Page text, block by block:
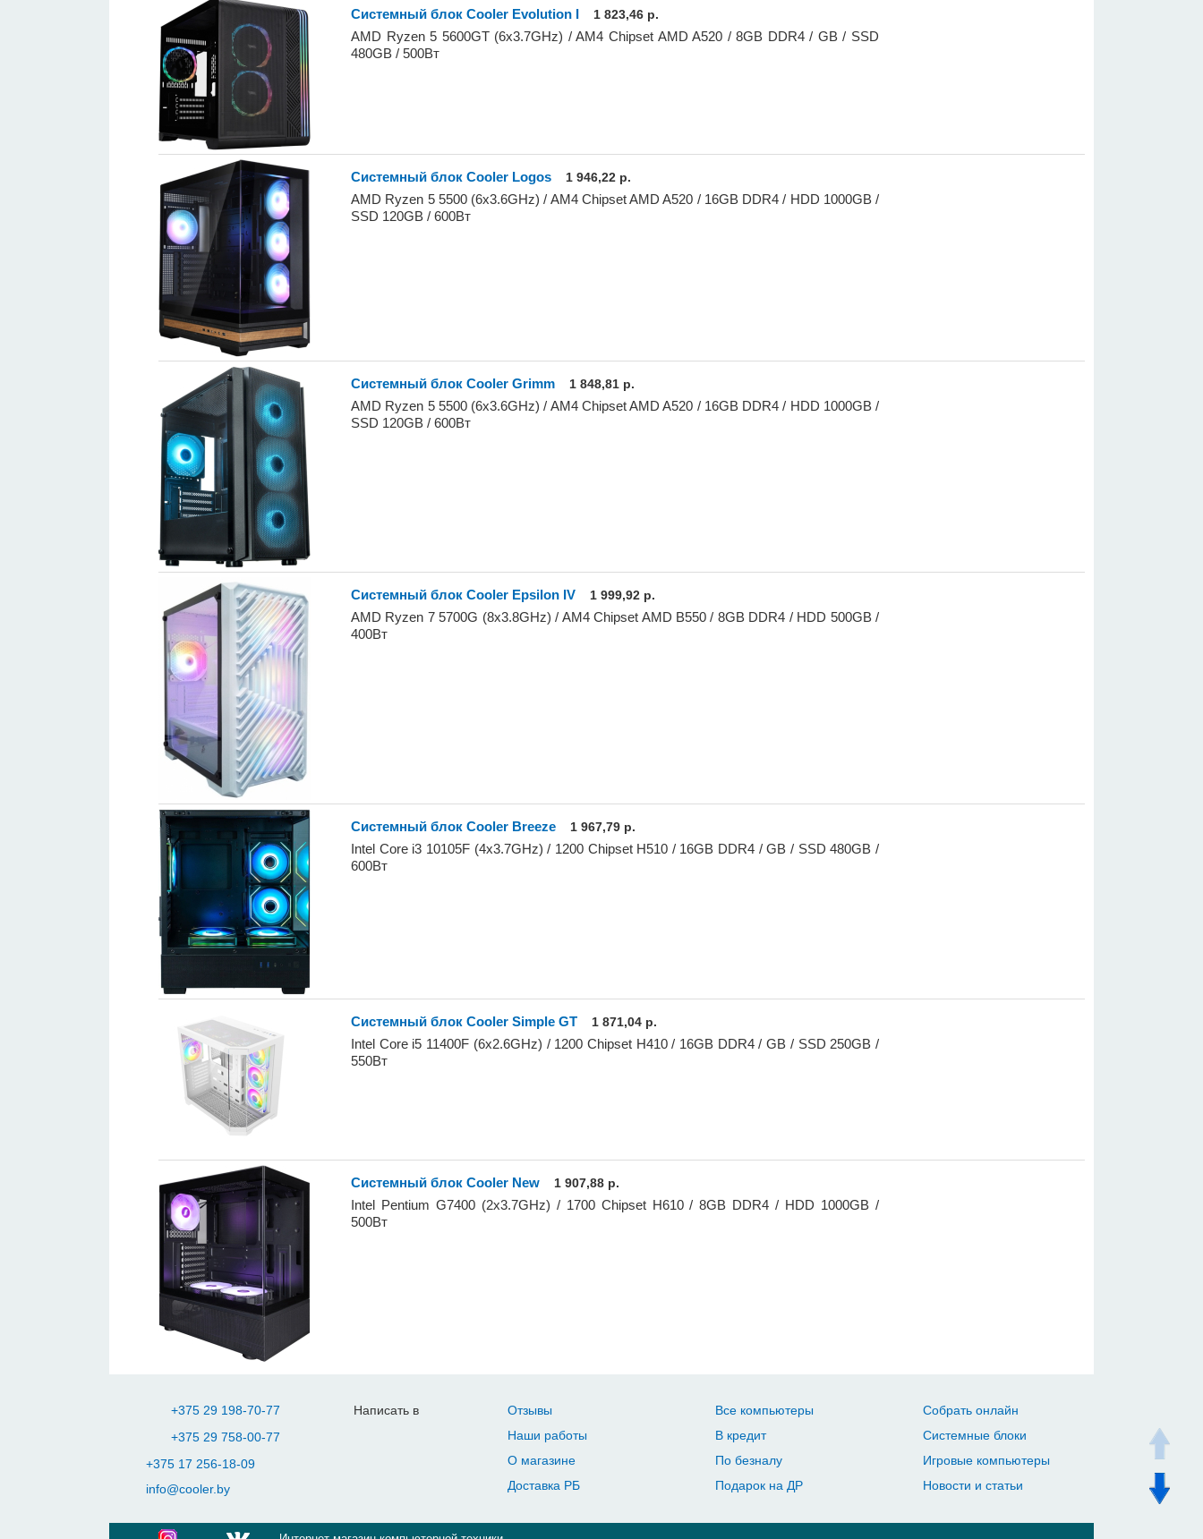
Системный блок Cooler Evolution I 1 823,46 р.
AMD Ryzen 5 5600GT (6x3.7GHz) / AM4 Chipset AMD A520 / 8GB DDR4 / GB / SSD
480GB / 500Вт
Системный блок Cooler Logos 1 946,22 р.
AMD Ryzen 5 5500 (6x3.6GHz) / AM4 Chipset AMD A520 / 16GB DDR4 / HDD 1000GB /
SSD 120GB / 600Вт
Системный блок Cooler Grimm 1 848,81 р.
AMD Ryzen 5 5500 (6x3.6GHz) / AM4 Chipset AMD A520 / 16GB DDR4 / HDD 1000GB /
SSD 120GB / 600Вт
Системный блок Cooler Epsilon IV 1 999,92 р.
AMD Ryzen 7 5700G (8x3.8GHz) / AM4 Chipset AMD B550 / 8GB DDR4 / HDD 500GB /
400Вт
Системный блок Cooler Breeze 1 967,79 р.
Intel Core i3 10105F (4x3.7GHz) / 1200 Chipset H510 / 16GB DDR4 / GB / SSD 480GB /
600Вт
Системный блок Cooler Simple GT 1 871,04 р.
Intel Core i5 11400F (6x2.6GHz) / 1200 Chipset H410 / 16GB DDR4 / GB / SSD 250GB /
550Вт
Системный блок Cooler New 1 907,88 р.
Intel Pentium G7400 (2x3.7GHz) / 1700 Chipset H610 / 8GB DDR4 / HDD 1000GB /
500Вт
+375 29 198-70-77
+375 29 758-00-77
+375 17 256-18-09
info@cooler.by
Написать в
Отзывы
Наши работы
О магазине
Доставка РБ
Все компьютеры
В кредит
По безналу
Подарок на ДР
Собрать онлайн
Системные блоки
Игровые компьютеры
Новости и статьи